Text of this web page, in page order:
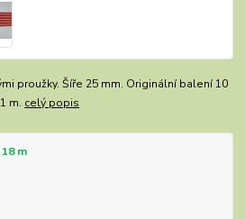
proužky. Šíře 25 mm. Originální balení 10
m. celý popis
m